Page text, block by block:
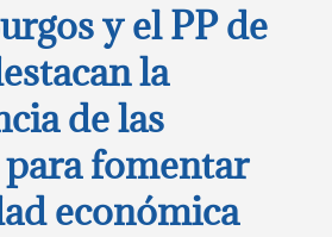
y el PP de
la
de las
fomentar
económica